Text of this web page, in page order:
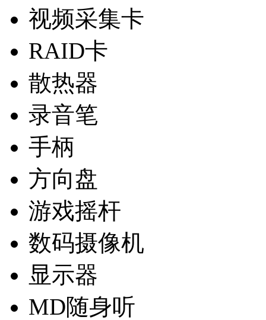
视频采集卡
RAID卡
散热器
录音笔
手柄
方向盘
游戏摇杆
数码摄像机
显示器
MD随身听